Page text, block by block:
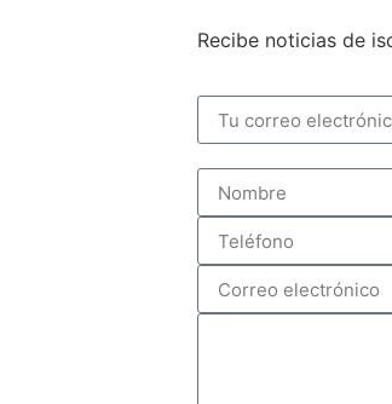
Recibe noticias de